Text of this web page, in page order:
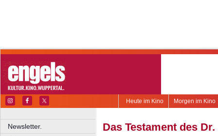
Morgen im Kino
Heute im Kino
Newsletter.
Das Testament des